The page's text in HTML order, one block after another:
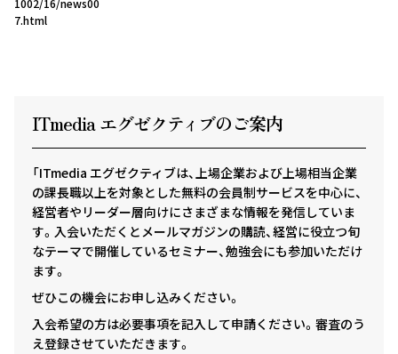
1002/16/news00
7.html
ITmedia エグゼクティ ブのご案内
「ITmedia エグゼクティブは、上場企業および上場相当企業
の課長職以上を対象とした無料の会員制サービスを中心に、
経営者やリーダー層向けにさまざまな情報を発信していま
す。入会いただくとメールマガジンの購読、経営に役立つ旬
なテーマで開催しているセミナー、勉強会にも参加いただけ
ます。
ぜひこの機会にお申し込みください。
入会希望の方は必要事項を記入して申請ください。審査のう
え登録させていただきます。